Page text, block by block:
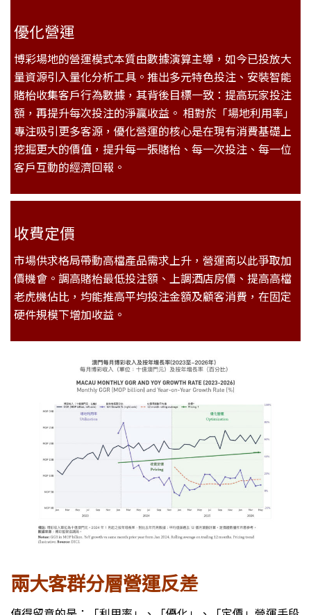
優化營運
博彩場地的營運模式本質由數據演算主導，如今已投放大
量資源引入量化分析工具。推出多元特色投注、安裝智能
賭枱收集客戶行為數據，其背後目標一致：提高玩家投注
額，再提升每次投注的淨贏收益。 相對於「場地利用率」
專注吸引更多客源，優化營運的核心是在現有消費基礎上
挖掘更大的價值，提升每一張賭枱、每一次投注、每一位
客戶互動的經濟回報。
收費定價
市場供求格局帶動高檔產品需求上升，營運商以此爭取加
價機會。調高賭枱最低投注額、上調酒店房價、提高高檔
老虎機佔比，均能推高平均投注金額及顧客消費，在固定
硬件規模下增加收益。
兩大客群分層營運反差